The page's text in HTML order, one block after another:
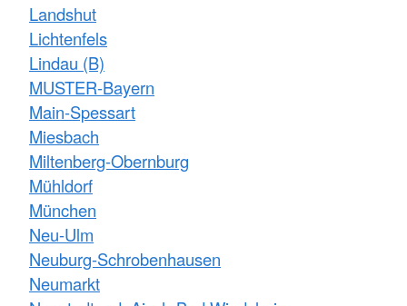
Landshut
Lichtenfels
Lindau (B)
MUSTER-Bayern
Main-Spessart
Miesbach
Miltenberg-Obernburg
Mühldorf
München
Neu-Ulm
Neuburg-Schrobenhausen
Neumarkt